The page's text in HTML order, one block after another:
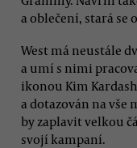
a oblečení, stará
West má neustále
a umí s nimi
ikonou Kim
a dotazován na vše
by zaplavit velkou
svojí kampaní.